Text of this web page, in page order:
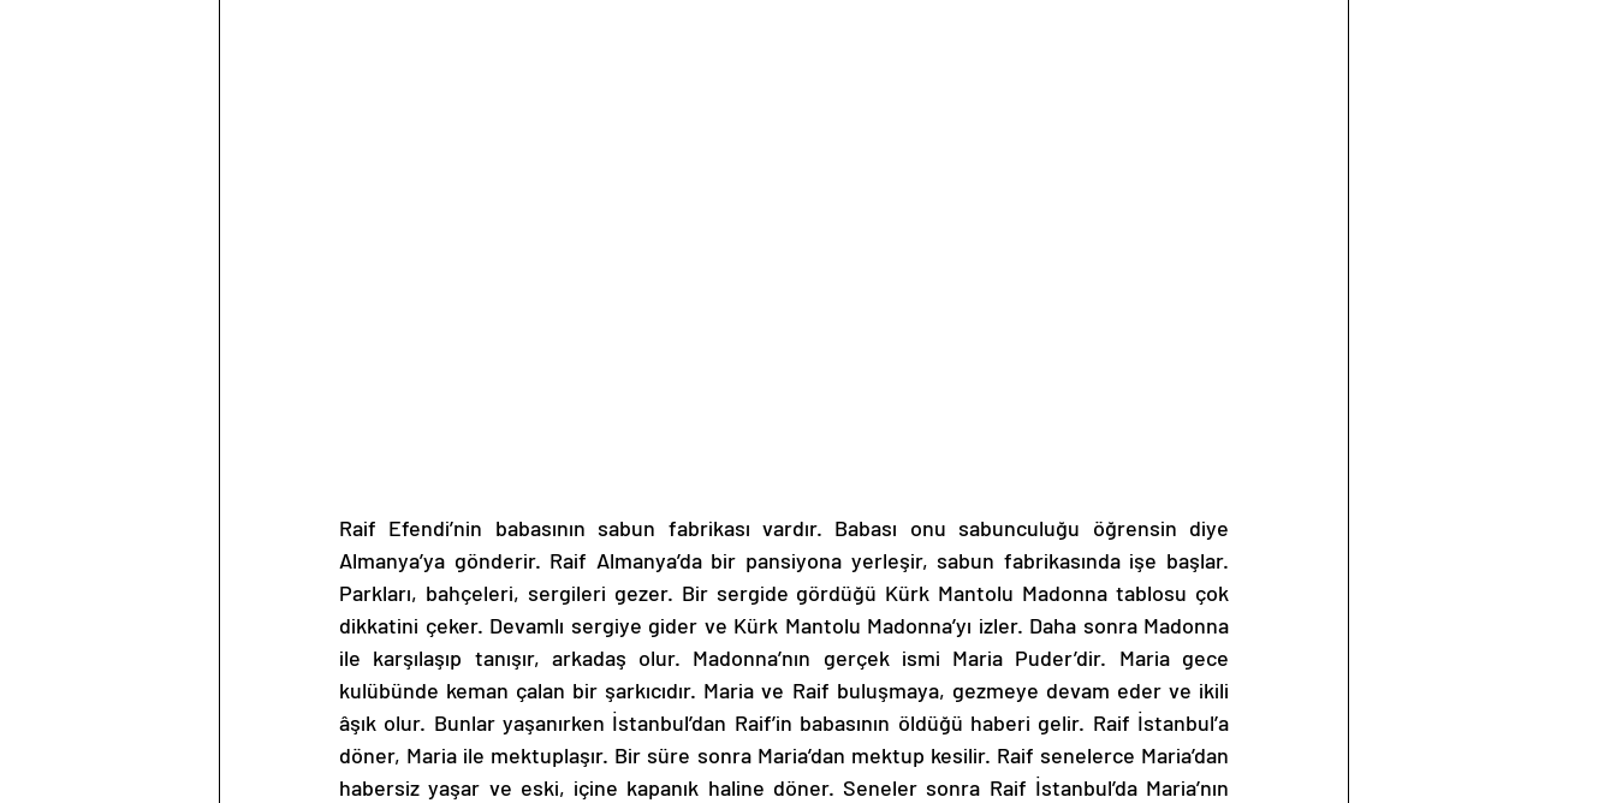
Raif Efendi’nin babasının sabun fabrikası vardır. Babası onu sabunculuğu öğrensin diye
Almanya’ya gönderir. Raif Almanya’da bir pansiyona yerleşir, sabun fabrikasında işe başlar.
Parkları, bahçeleri, sergileri gezer. Bir sergide gördüğü Kürk Mantolu Madonna tablosu çok
dikkatini çeker. Devamlı sergiye gider ve Kürk Mantolu Madonna’yı izler. Daha sonra Madonna
ile karşılaşıp tanışır, arkadaş olur. Madonna’nın gerçek ismi Maria Puder’dir. Maria gece
kulübünde keman çalan bir şarkıcıdır. Maria ve Raif buluşmaya, gezmeye devam eder ve ikili
âşık olur. Bunlar yaşanırken İstanbul’dan Raif’in babasının öldüğü haberi gelir. Raif İstanbul’a
döner, Maria ile mektuplaşır. Bir süre sonra Maria’dan mektup kesilir. Raif senelerce Maria’dan
habersiz yaşar ve eski, içine kapanık haline döner. Seneler sonra Raif İstanbul’da Maria’nın